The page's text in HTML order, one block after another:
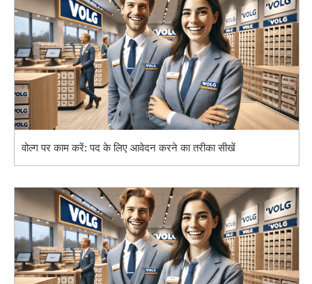
वोल्ग पर काम करें: पद के लिए आवेदन करने का तरीका सीखें